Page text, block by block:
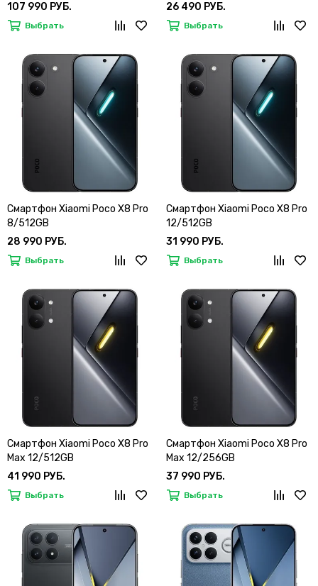
107 990 РУБ.
Выбрать
26 490 РУБ.
Выбрать
Смартфон Xiaomi Poco X8 Pro
8/512GB
28 990 РУБ.
Выбрать
Смартфон Xiaomi Poco X8 Pro
12/512GB
31 990 РУБ.
Выбрать
Смартфон Xiaomi Poco X8 Pro
Max 12/512GB
41 990 РУБ.
Выбрать
Смартфон Xiaomi Poco X8 Pro
Max 12/256GB
37 990 РУБ.
Выбрать